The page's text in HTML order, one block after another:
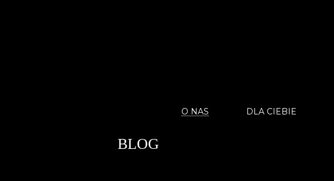
O NAS DLA CIEBIE
BLOG